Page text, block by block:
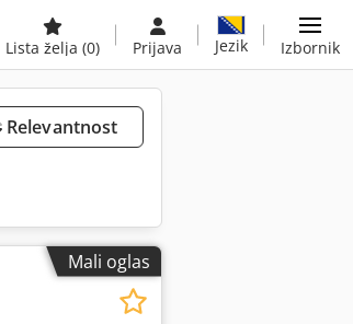
Lista želja (0) Prijava Jezik Izbornik
Relevantnost
Mali oglas